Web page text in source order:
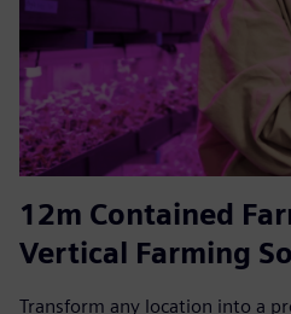
12m Contained
Vertical Farming
Transform any location into a